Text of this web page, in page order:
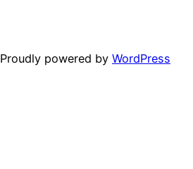
Proudly powered by WordPress